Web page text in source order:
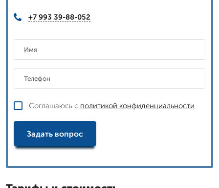
+7 993 39-88-052
Соглашаюсь с политикой конфиденциальности
Задать вопрос